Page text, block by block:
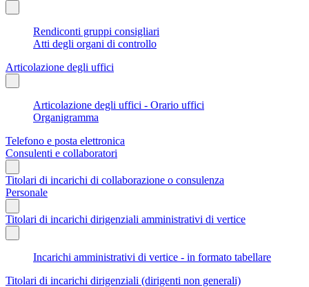
Rendiconti gruppi consigliari
Atti degli organi di controllo
Articolazione degli uffici
Articolazione degli uffici - Orario uffici
Organigramma
Telefono e posta elettronica
Consulenti e collaboratori
Titolari di incarichi di collaborazione o consulenza
Personale
Titolari di incarichi dirigenziali amministrativi di vertice
Incarichi amministrativi di vertice - in formato tabellare
Titolari di incarichi dirigenziali (dirigenti non generali)